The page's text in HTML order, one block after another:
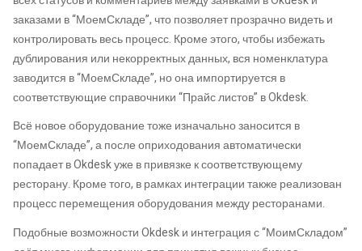
заказами в “МоемСкладе”, что позволяет прозрачно видеть и
контролировать весь процесс. Кроме этого, чтобы избежать
дублирования или некорректных данных, вся номенклатура
заводится в “МоемСкладе”, но она импортируется в
соответствующие справочники “Прайс листов” в Okdesk.
Всё новое оборудование тоже изначально заносится в
“МоемСкладе”, а после оприходования автоматически
попадает в Okdesk уже в привязке к соответствующему
ресторану. Кроме того, в рамках интеграции также реализован
процесс перемещения оборудования между ресторанами.
Подобные возможности Okdesk и интеграция с “МоимСкладом”